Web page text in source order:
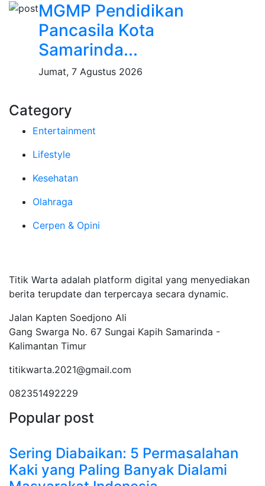
MGMP Pendidikan
Pancasila Kota
Samarinda...
Jumat, 7 Agustus 2026
Category
Entertainment
Lifestyle
Kesehatan
Olahraga
Cerpen & Opini
Titik Warta adalah platform digital yang menyediakan
berita terupdate dan terpercaya secara dynamic.
Jalan Kapten Soedjono Ali
Gang Swarga No. 67 Sungai Kapih Samarinda -
Kalimantan Timur
titikwarta.2021@gmail.com
082351492229
Popular post
Sering Diabaikan: 5 Permasalahan
Kaki yang Paling Banyak Dialami